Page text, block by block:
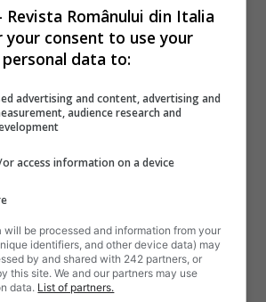
Revista Românului din Italia
your consent to use your
personal data to:
advertising and content, advertising and
audience research and
access information on a device
will be processed and information from your
identifiers, and other device data) may
by and shared with 242 partners, or
this site. We and our partners may use
data. List of partners.